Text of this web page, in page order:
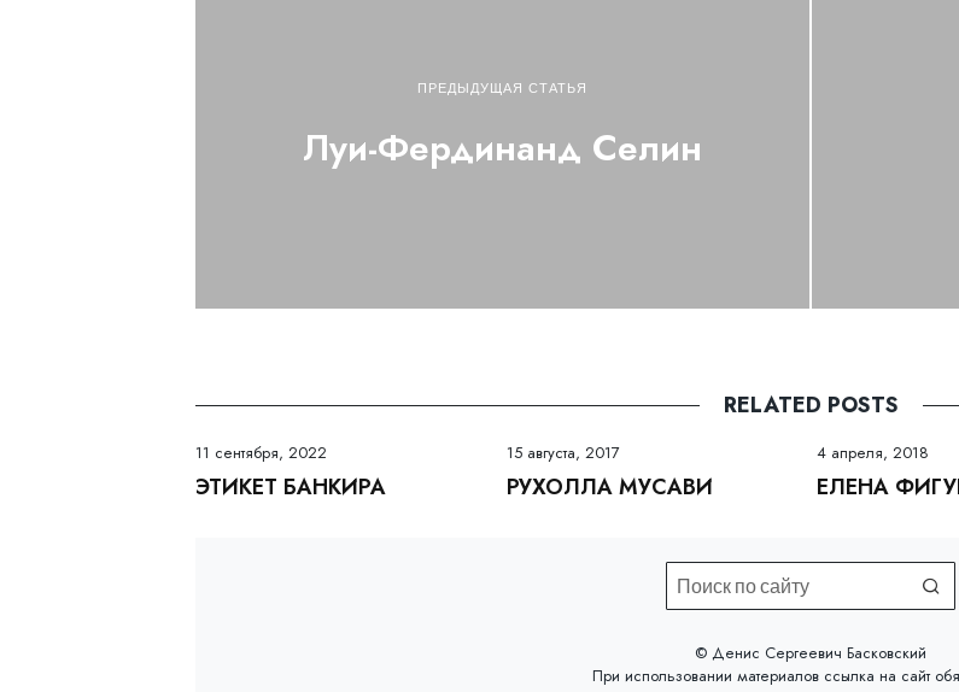
ПРЕДЫДУЩАЯ СТАТЬЯ
Луи-Фердинанд Селин
RELATED POSTS
11 сентября, 2022
ЭТИКЕТ БАНКИРА
15 августа, 2017
РУХОЛЛА МУСАВИ
4 апреля, 2018
ЕЛЕНА
©️ Денис Сергеевич Басковский
При использовании материалов ссылка на сайт